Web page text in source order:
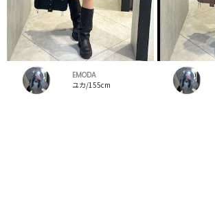
EMODA
ユカ/155cm